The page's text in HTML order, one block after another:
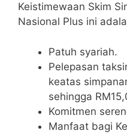
Keistimewaan Skim
Nasional Plus ini
Patuh syariah.
Pelepasan
keatas
sehingga
Komitmen
Manfaat bagi